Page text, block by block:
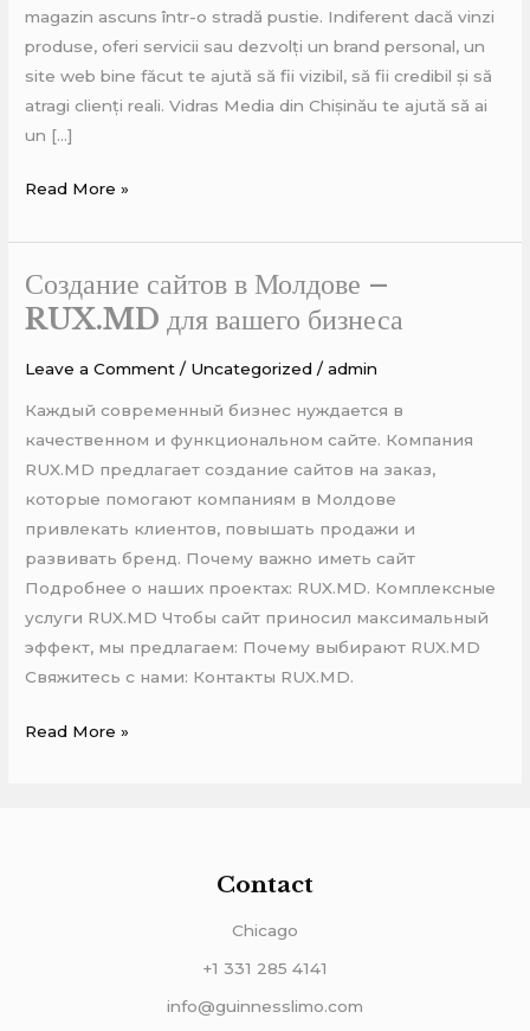
magazin ascuns într-o stradă pustie. Indiferent dacă vinzi
produse, oferi servicii sau dezvolți un brand personal, un
site web bine făcut te ajută să fii vizibil, să fii credibil și să
atragi clienți reali. Vidras Media din Chișinău te ajută să ai
un […]
Vidras
Read More »
Создание сайтов в Молдове –
RUX.MD для вашего бизнеса
Leave a Comment / Uncategorized /admin
Каждый современный бизнес нуждается в
качественном и функциональном сайте. Компания
RUX.MD предлагает создание сайтов на заказ,
которые помогают компаниям в Молдове
привлекать клиентов, повышать продажи и
развивать бренд. Почему важно иметь сайт
Подробнее о наших проектах: RUX.MD. Комплексные
услуги RUX.MD Чтобы сайт приносил максимальный
эффект, мы предлагаем: Почему выбирают RUX.MD
Свяжитесь с нами: Контакты RUX.MD.
Создание
сайтов
Молдове
Read More »
Contact
Chicago
+1 331 285 4141
info@guinnesslimo.com